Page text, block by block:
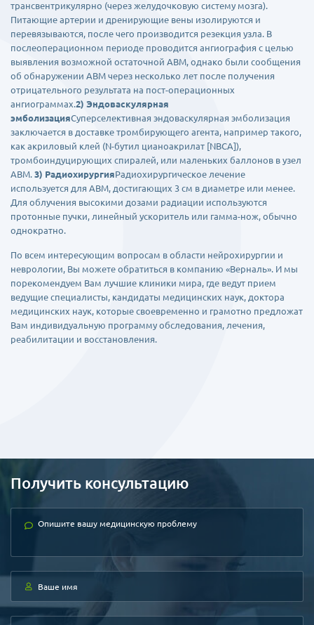
трансвентрикулярно (через желудочковую систему мозга).
Питающие артерии и дренирующие вены изолируются и
перевязываются, после чего производится резекция узла. В
послеоперационном периоде проводится ангиография с целью
выявления возможной остаточной АВМ, однако были сообщения
об обнаружении АВМ через несколько лет после получения
отрицательного результата на пост-операционных
ангиограммах.2) Эндоваскулярная
эмболизацияСуперселективная эндоваскулярная эмболизация
заключается в доставке тромбирующего агента, например такого,
как акриловый клей (N-бутил цианоакрилат [NBCA]),
тромбоиндуцирующих спиралей, или маленьких баллонов в узел
АВМ. 3) РадиохирургияРадиохирургическое лечение
используется для АВМ, достигающих 3 см в диаметре или менее.
Для облучения высокими дозами радиации используются
протонные пучки, линейный ускоритель или гамма-нож, обычно
однократно.
По всем интересующим вопросам в области нейрохирургии и
неврологии, Вы можете обратиться в компанию «Верналь». И мы
порекомендуем Вам лучшие клиники мира, где ведут прием
ведущие специалисты, кандидаты медицинских наук, доктора
медицинских наук, которые своевременно и грамотно предложат
Вам индивидуальную программу обследования, лечения,
реабилитации и восстановления.
Получить консультацию